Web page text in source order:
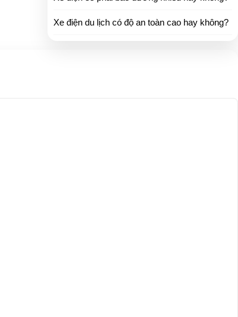
Xe điện du lịch có độ an toàn cao hay không?